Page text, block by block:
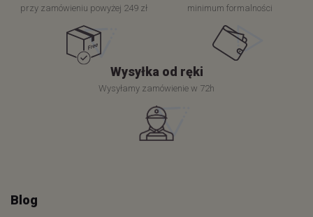
przy zamówieniu powyżej 249 zł minimum formalności
Wysyłka od ręki
Wysyłamy zamówienie w 72h
Blog